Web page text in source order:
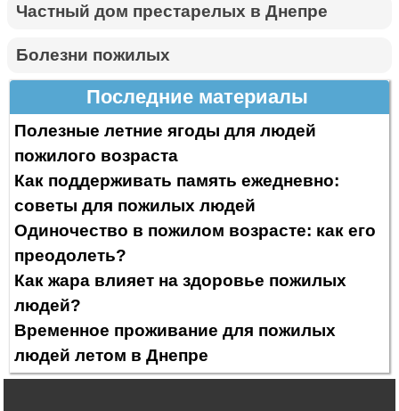
Частный дом престарелых в Днепре
Болезни пожилых
Последние материалы
Полезные летние ягоды для людей
пожилого возраста
Как поддерживать память ежедневно:
советы для пожилых людей
Одиночество в пожилом возрасте: как его
преодолеть?
Как жара влияет на здоровье пожилых
людей?
Временное проживание для пожилых
людей летом в Днепре